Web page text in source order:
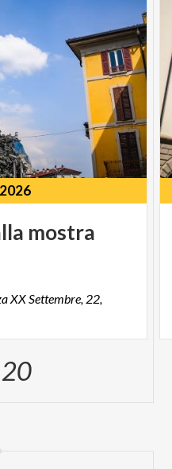
mostra
XX Settembre, 22,
20